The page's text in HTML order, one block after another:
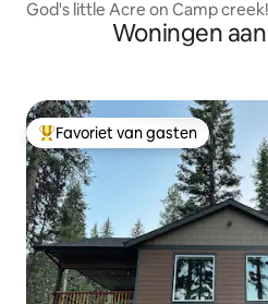
God's little Acre on Camp
Woningen
Topfavoriet van gasten
Favoriet van gasten